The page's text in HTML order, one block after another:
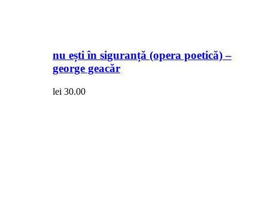
nu ești în siguranță (opera poetică) –
george geacăr
lei 30.00